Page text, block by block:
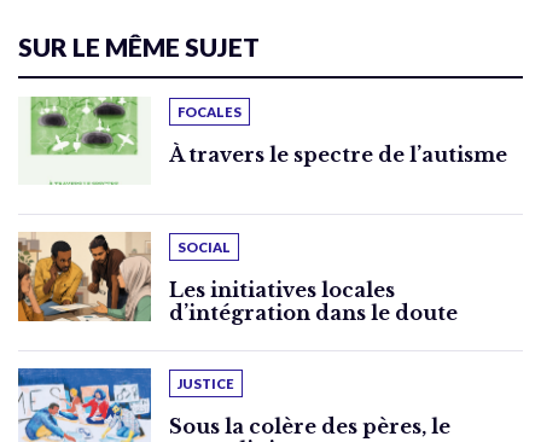
SUR LE MÊME SUJET
FOCALES
À travers le spectre de l’autisme
SOCIAL
Les initiatives locales
d’intégration dans le doute
JUSTICE
Sous la colère des pères, le